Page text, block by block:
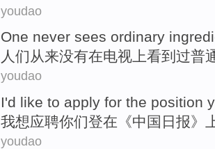
youdao
One never sees ordinary
人们 从来没有在电视上看到过普
youdao
I'd like to apply for the position
我想应聘你们登在 《中国 日报》
youdao